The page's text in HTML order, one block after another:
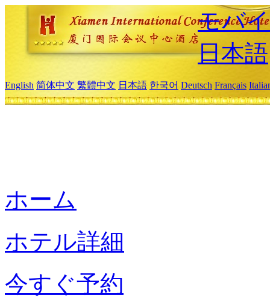
モバ
日本語
English 简体中文 繁體中文 日本語 한국어 Deutsch Français
ホーム
ホテル詳細
今すぐ予約